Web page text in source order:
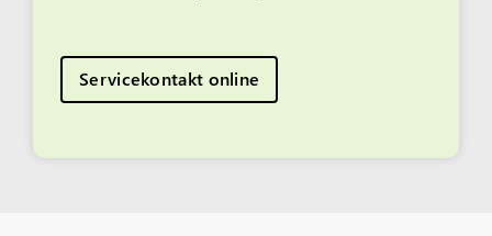
Servicekontakt online